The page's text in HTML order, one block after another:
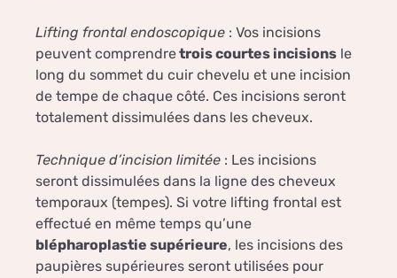
Lifting frontal endoscopique : Vos incisions
peuvent comprendretrois courtes incisions le
long du sommet du cuir chevelu et une incision
de tempe de chaque côté. Ces incisions seront
totalement dissimulées dans les cheveux.
Technique d’incision limitée : Les incisions
seront dissimulées dans la ligne des cheveux
temporaux (tempes). Si votre lifting frontal est
effectué en même temps qu’une
blépharoplastie supérieure, les incisions des
paupières supérieures seront utilisées pour